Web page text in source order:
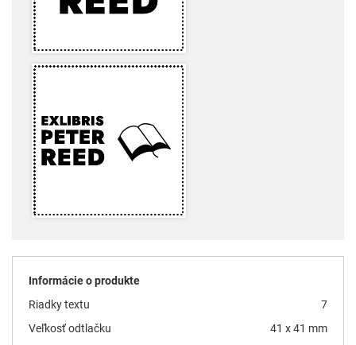
Informácie o produkte
Riadky textu
7
Veľkosť odtlačku
41 x 41 mm